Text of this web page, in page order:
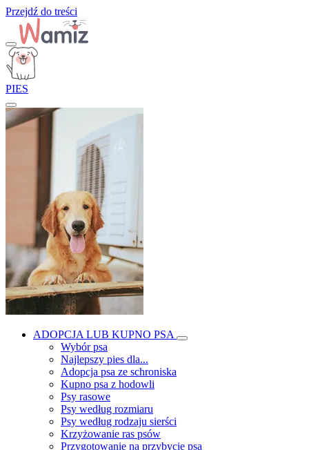
Przejdź do treści
PIES
ADOPCJA LUB KUPNO PSA
Wybór psa
Najlepszy pies dla...
Adopcja psa ze schroniska
Kupno psa z hodowli
Psy rasowe
Psy według rozmiaru
Psy według rodzaju sierści
Krzyżowanie ras psów
Przygotowanie na przybycie psa